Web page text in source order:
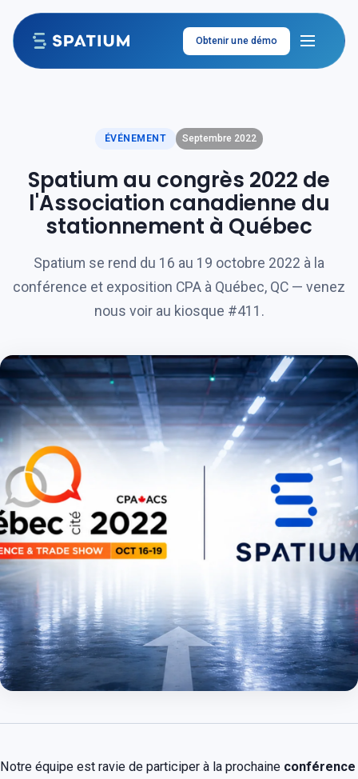
Aller au contenu
Obtenir une démo
ÉVÉNEMENT Septembre 2022
Spatium au congrès 2022 de
l'Association canadienne du
stationnement à Québec
Spatium se rend du 16 au 19 octobre 2022 à la
conférence et exposition CPA à Québec, QC — venez
nous voir au kiosque #411.
Notre équipe est ravie de participer à la prochaine conférence